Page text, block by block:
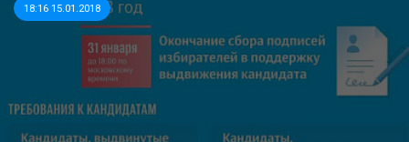
18:16 15.01.2018